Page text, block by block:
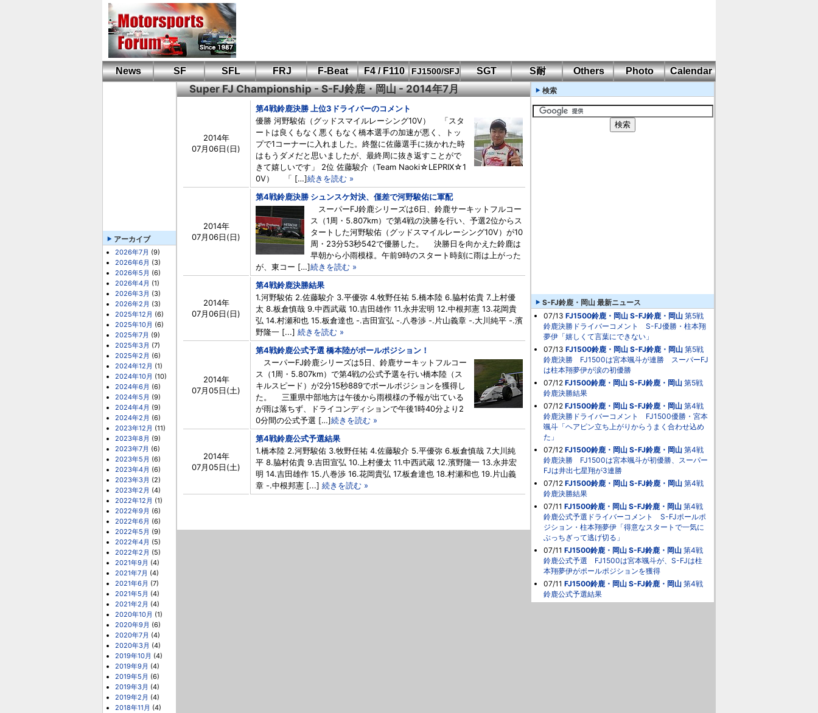
News SF SFL FRJ F-Beat
F4 / F110
FIA-F4
F110 CUP
FJ1500/SFJ
鈴鹿・岡山
もてぎ・菅生
筑波・冨士
Aポリス
SFJ D-Cup
SFJ日本一
SGT S耐 Others Photo Calendar
アーカイブ
2026年7月 (9)
2026年6月 (3)
2026年5月 (6)
2026年4月 (1)
2026年3月 (3)
2026年2月 (3)
2025年12月 (6)
2025年10月 (6)
2025年7月 (9)
2025年3月 (7)
2025年2月 (6)
2024年12月 (1)
2024年10月 (10)
2024年6月 (6)
2024年5月 (9)
2024年4月 (9)
2024年2月 (6)
2023年12月 (11)
2023年8月 (9)
2023年7月 (6)
2023年5月 (6)
2023年4月 (6)
2023年3月 (2)
2023年2月 (4)
2022年12月 (1)
2022年9月 (6)
2022年6月 (6)
2022年5月 (9)
2022年4月 (5)
2022年2月 (5)
2021年9月 (4)
2021年7月 (4)
2021年6月 (7)
2021年5月 (4)
2021年2月 (4)
2020年10月 (1)
2020年9月 (6)
2020年7月 (4)
2020年3月 (4)
2019年10月 (4)
2019年9月 (4)
2019年5月 (6)
2019年3月 (4)
2019年2月 (4)
2018年11月 (4)
Super FJ Championship - S-FJ鈴鹿・岡山 - 2014年7月
2014年
07月06日(日)
第4戦鈴鹿決勝 上位3ドライバーのコメント
優勝 河野駿佑（グッドスマイルレーシング10V） 「スタ
ートは良くもなく悪くもなく橋本選手の加速が悪く、トッ
プで1コーナーに入れました。終盤に佐藤選手に抜かれた時
はもうダメだと思いましたが、最終周に抜き返すことがで
きて嬉しいです」 2位 佐藤駿介（Team Naoki☆LEPRIX☆1
0V） 「 […]続きを読む »
2014年
07月06日(日)
第4戦鈴鹿決勝 シュンスケ対決、僅差で河野駿佑に軍配
スーパーFJ鈴鹿シリーズは6日、鈴鹿サーキットフルコー
ス（1周・5.807km）で第4戦の決勝を行い、予選2位からス
タートした河野駿佑（グッドスマイルレーシング10V）が10
周・23分53秒542で優勝した。 決勝日を向かえた鈴鹿は
早朝から小雨模様。午前9時のスタート時刻に雨は上がった
が、東コー […]続きを読む »
2014年
07月06日(日)
第4戦鈴鹿決勝結果
1.河野駿佑 2.佐藤駿介 3.平優弥 4.牧野任祐 5.橋本陸 6.脇村佑貴 7.上村優
太 8.板倉慎哉 9.中西武蔵 10.吉田雄作 11.永井宏明 12.中根邦憲 13.花岡貴
弘 14.村瀬和也 15.板倉達也 -.吉田宣弘 -.八巻渉 -.片山義章 -.大川純平 -.濱
野隆一 [...] 続きを読む »
2014年
07月05日(土)
第4戦鈴鹿公式予選 橋本陸がポールポジション！
スーパーFJ鈴鹿シリーズは5日、鈴鹿サーキットフルコー
ス（1周・5.807km）で第4戦の公式予選を行い橋本陸（ス
キルスピード）が2分15秒889でポールポジションを獲得し
た。 三重県中部地方は午後から雨模様の予報が出ている
が雨は落ちず、ドライコンディションで午後1時40分より2
0分間の公式予選 […]続きを読む »
2014年
07月05日(土)
第4戦鈴鹿公式予選結果
1.橋本陸 2.河野駿佑 3.牧野任祐 4.佐藤駿介 5.平優弥 6.板倉慎哉 7.大川純
平 8.脇村佑貴 9.吉田宣弘 10.上村優太 11.中西武蔵 12.濱野隆一 13.永井宏
明 14.吉田雄作 15.八巻渉 16.花岡貴弘 17.板倉達也 18.村瀬和也 19.片山義
章 -.中根邦憲 [...] 続きを読む »
検索
S-FJ鈴鹿・岡山 最新ニュース
07/13 FJ1500鈴鹿・岡山 S-FJ鈴鹿・岡山 第5戦
鈴鹿決勝ドライバーコメント S-FJ優勝・柱本翔
夢伊「嬉しくて言葉にできない」
07/13 FJ1500鈴鹿・岡山 S-FJ鈴鹿・岡山 第5戦
鈴鹿決勝 FJ1500は宮本颯斗が連勝 スーパーFJ
は柱本翔夢伊が涙の初優勝
07/12 FJ1500鈴鹿・岡山 S-FJ鈴鹿・岡山 第5戦
鈴鹿決勝結果
07/12 FJ1500鈴鹿・岡山 S-FJ鈴鹿・岡山 第4戦
鈴鹿決勝ドライバーコメント FJ1500優勝・宮本
颯斗「ヘアピン立ち上がりからうまく合わせ込め
た」
07/12 FJ1500鈴鹿・岡山 S-FJ鈴鹿・岡山 第4戦
鈴鹿決勝 FJ1500は宮本颯斗が初優勝、スーパー
FJは井出七星翔が3連勝
07/12 FJ1500鈴鹿・岡山 S-FJ鈴鹿・岡山 第4戦
鈴鹿決勝結果
07/11 FJ1500鈴鹿・岡山 S-FJ鈴鹿・岡山 第4戦
鈴鹿公式予選ドライバーコメント S-FJポールポ
ジション・柱本翔夢伊「得意なスタートで一気に
ぶっちぎって逃げ切る」
07/11 FJ1500鈴鹿・岡山 S-FJ鈴鹿・岡山 第4戦
鈴鹿公式予選 FJ1500は宮本颯斗が、S-FJは柱
本翔夢伊がポールポジションを獲得
07/11 FJ1500鈴鹿・岡山 S-FJ鈴鹿・岡山 第4戦
鈴鹿公式予選結果